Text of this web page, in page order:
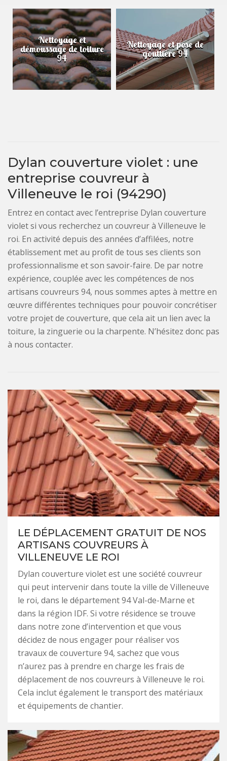
Nettoyage et
démoussage de toiture
94
Nettoyage et pose de
gouttière 94
Dylan couverture violet : une
entreprise couvreur à
Villeneuve le roi (94290)
Entrez en contact avec l’entreprise Dylan couverture
violet si vous recherchez un couvreur à Villeneuve le
roi. En activité depuis des années d’affilées, notre
établissement met au profit de tous ses clients son
professionnalisme et son savoir-faire. De par notre
expérience, couplée avec les compétences de nos
artisans couvreurs 94, nous sommes aptes à mettre en
œuvre différentes techniques pour pouvoir concrétiser
votre projet de couverture, que cela ait un lien avec la
toiture, la zinguerie ou la charpente. N’hésitez donc pas
à nous contacter.
LE DÉPLACEMENT GRATUIT DE NOS
ARTISANS COUVREURS À
VILLENEUVE LE ROI
Dylan couverture violet est une société couvreur
qui peut intervenir dans toute la ville de Villeneuve
le roi, dans le département 94 Val-de-Marne et
dans la région IDF. Si votre résidence se trouve
dans notre zone d’intervention et que vous
décidez de nous engager pour réaliser vos
travaux de couverture 94, sachez que vous
n’aurez pas à prendre en charge les frais de
déplacement de nos couvreurs à Villeneuve le roi.
Cela inclut également le transport des matériaux
et équipements de chantier.